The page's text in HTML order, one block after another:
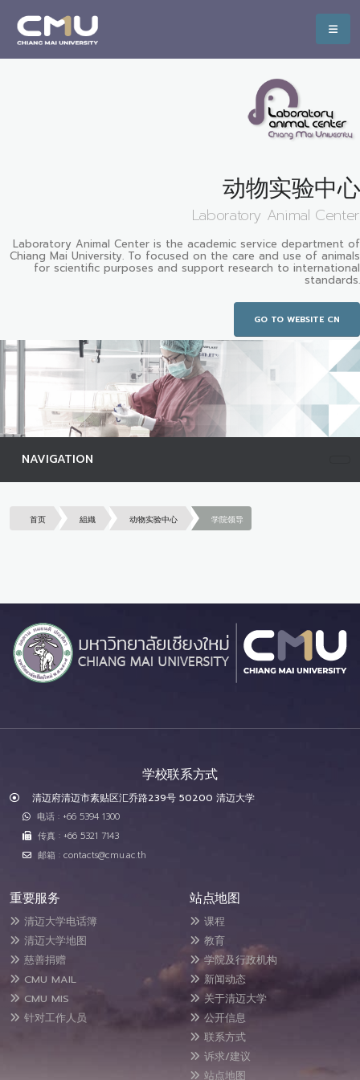
动物实验中心
Laboratory Animal Center
Laboratory Animal Center is the academic service department of
Chiang Mai University. To focused on the care and use of animals
for scientific purposes and support research to international
standards.
GO TO WEBSITE CN
NAVIGATION
首页 組織 动物实验中心 学院领导
学校联系方式
清迈府清迈市素贴区汇乔路239号 50200 清迈大学
电话 : +66 5394 1300
传真 : +66 5321 7143
邮箱 : contacts@cmu.ac.th
重要服务
清迈大学电话簿
清迈大学地图
慈善捐赠
CMU MAIL
CMU MIS
针对工作人员
站点地图
课程
教育
学院及行政机构
新闻动态
关于清迈大学
公开信息
联系方式
诉求/建议
站点地图